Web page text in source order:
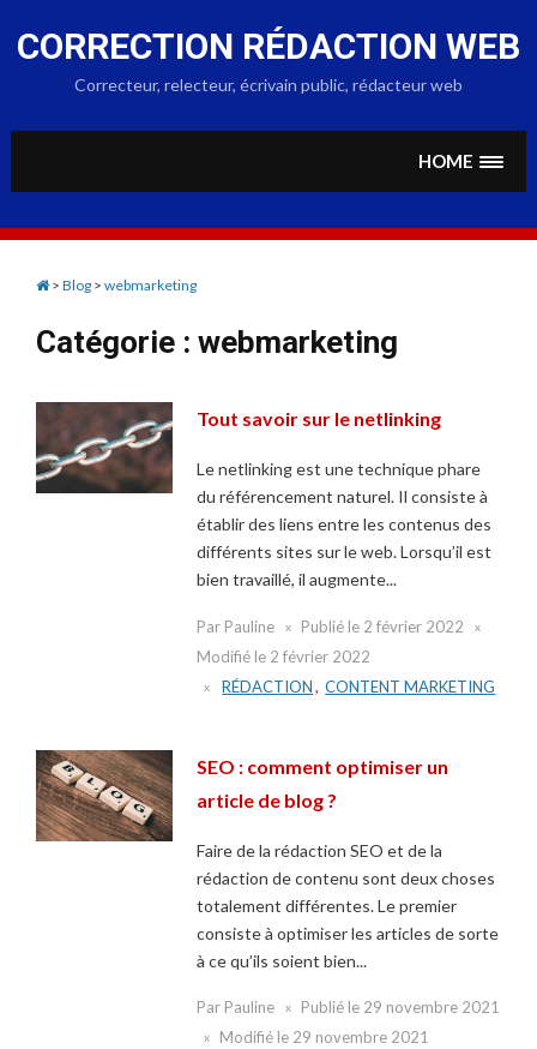
to
content
CORRECTION RÉDACTION WEB
Correcteur, relecteur, écrivain public, rédacteur web
HOME
> Blog > webmarketing
Catégorie : webmarketing
Tout savoir sur le netlinking
Le netlinking est une technique phare
du référencement naturel. Il consiste à
établir des liens entre les contenus des
différents sites sur le web. Lorsqu’il est
bien travaillé, il augmente...
Par Pauline Publié le 2 février 2022
Modifié le 2 février 2022
RÉDACTION , CONTENT MARKETING
SEO : comment optimiser un
article de blog ?
Faire de la rédaction SEO et de la
rédaction de contenu sont deux choses
totalement différentes. Le premier
consiste à optimiser les articles de sorte
à ce qu’ils soient bien...
Par Pauline Publié le 29 novembre 2021
Modifié le 29 novembre 2021